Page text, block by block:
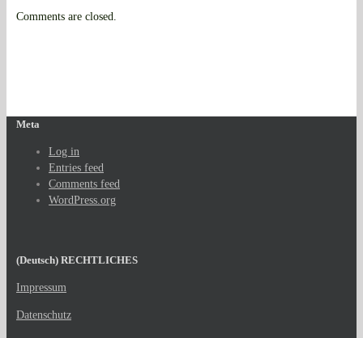
Comments are closed.
Meta
Log in
Entries feed
Comments feed
WordPress.org
(Deutsch) RECHTLICHES
Impressum
Datenschutz